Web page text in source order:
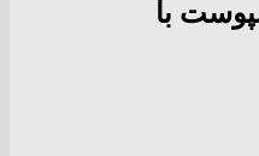
با